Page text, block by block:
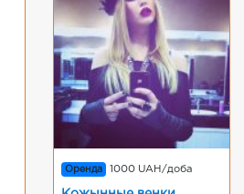
Оренда 1000 UAH/доба